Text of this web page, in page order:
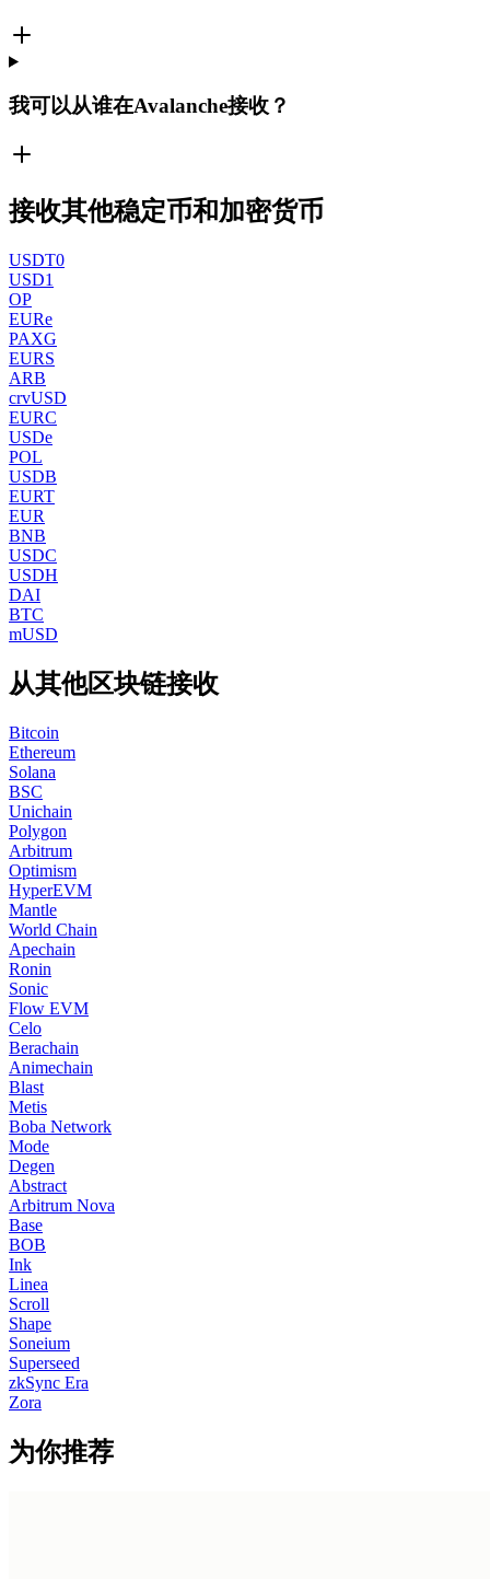
我可以从谁在Avalanche接收？
接收其他稳定币和加密货币
USDT0
USD1
OP
EURe
PAXG
EURS
ARB
crvUSD
EURC
USDe
POL
USDB
EURT
EUR
BNB
USDC
USDH
DAI
BTC
mUSD
从其他区块链接收
Bitcoin
Ethereum
Solana
BSC
Unichain
Polygon
Arbitrum
Optimism
HyperEVM
Mantle
World Chain
Apechain
Ronin
Sonic
Flow EVM
Celo
Berachain
Animechain
Blast
Metis
Boba Network
Mode
Degen
Abstract
Arbitrum Nova
Base
BOB
Ink
Linea
Scroll
Shape
Soneium
Superseed
zkSync Era
Zora
为你推荐